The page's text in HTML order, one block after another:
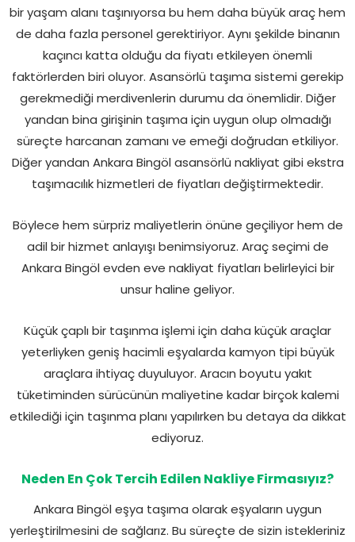
bir yaşam alanı taşınıyorsa bu hem daha büyük araç hem
de daha fazla personel gerektiriyor. Aynı şekilde binanın
kaçıncı katta olduğu da fiyatı etkileyen önemli
faktörlerden biri oluyor. Asansörlü taşıma sistemi gerekip
gerekmediği merdivenlerin durumu da önemlidir. Diğer
yandan bina girişinin taşıma için uygun olup olmadığı
süreçte harcanan zamanı ve emeği doğrudan etkiliyor.
Diğer yandan Ankara Bingöl asansörlü nakliyat gibi ekstra
taşımacılık hizmetleri de fiyatları değiştirmektedir.
Böylece hem sürpriz maliyetlerin önüne geçiliyor hem de
adil bir hizmet anlayışı benimsiyoruz. Araç seçimi de
Ankara Bingöl evden eve nakliyat fiyatları belirleyici bir
unsur haline geliyor.
Küçük çaplı bir taşınma işlemi için daha küçük araçlar
yeterliyken geniş hacimli eşyalarda kamyon tipi büyük
araçlara ihtiyaç duyuluyor. Aracın boyutu yakıt
tüketiminden sürücünün maliyetine kadar birçok kalemi
etkilediği için taşınma planı yapılırken bu detaya da dikkat
ediyoruz.
Neden En Çok Tercih Edilen Nakliye Firmasıyız?
Ankara Bingöl eşya taşıma olarak eşyaların uygun
yerleştirilmesini de sağlarız. Bu süreçte de sizin istekleriniz